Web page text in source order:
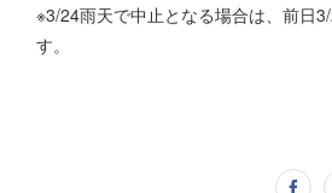
※3/24雨天で中止となる場合は、前日
す。